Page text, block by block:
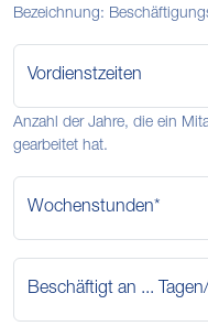
Bezeichnung:
Vordienstzeiten
Anzahl der Jahre, die ein
gearbeitet hat.
Wochenstunden*
Beschäftigt an ...